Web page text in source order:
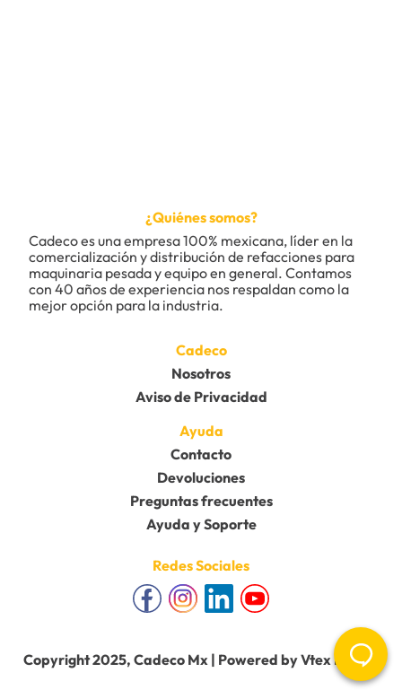
¿Quiénes somos?
Cadeco es una empresa 100% mexicana, líder en la
comercialización y distribución de refacciones para
maquinaria pesada y equipo en general. Contamos
con 40 años de experiencia nos respaldan como la
mejor opción para la industria.
Cadeco
Nosotros
Aviso de Privacidad
Ayuda
Contacto
Devoluciones
Preguntas frecuentes
Ayuda y Soporte
Redes Sociales
Copyright 2025, Cadeco Mx | Powered by Vtex Mobile